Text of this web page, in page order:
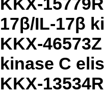
17β/IL-17β
KKX-
kinase C
KKX-13534R